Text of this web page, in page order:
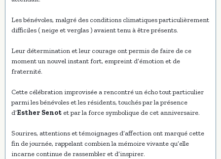
Les bénévoles, malgré des conditions climatiques particulièrement
difficiles ( neige et verglas ) avaient tenu à être présents.
Leur détermination et leur courage ont permis de faire de ce
moment un nouvel instant fort, empreint d’émotion et de
fraternité.
Cette célébration improvisée a rencontré un écho tout particulier
parmi les bénévoles et les résidents, touchés par la présence
d’Esther Senot et par la force symbolique de cet anniversaire.
Sourires, attentions et témoignages d’affection ont marqué cette
fin de journée, rappelant combien la mémoire vivante qu’elle
incarne continue de rassembler et d’inspirer.